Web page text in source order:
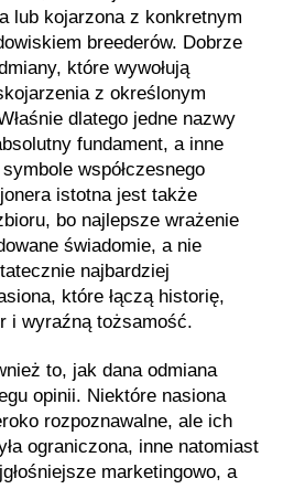
lub kojarzona z konkretnym
breederów. Dobrze
które wywołują
z określonym
dlatego jedne nazwy
fundament, a inne
współczesnego
istotna jest także
bo najlepsze wrażenie
świadomie, a nie
najbardziej
które łączą historię,
i wyraźną tożsamość.
to, jak dana odmiana
opinii. Niektóre nasiona
rozpoznawalne, ale ich
ograniczona, inne natomiast
marketingowo, a